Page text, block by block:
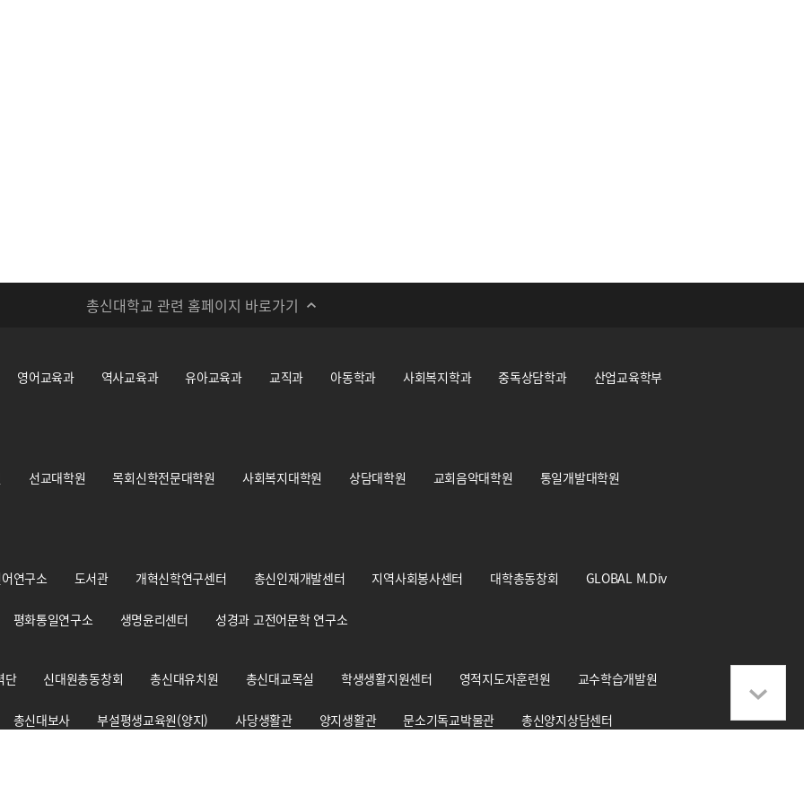
총신대학교 관련 홈페이지 바로가기
영어교육과 역사교육과 유아교육과 교직과 아동학과 사회복지학과 중독상담학과 산업교육학부
선교대학원 목회신학전문대학원 사회복지대학원 상담대학원 교회음악대학원 통일개발대학원
연구소 도서관 개혁신학연구센터 총신인재개발센터 지역사회봉사센터 대학총동창회 GLOBAL M.Div
평화통일연구소 생명윤리센터 성경과 고전어문학 연구소
단 신대원총동창회 총신대유치원 총신대교목실 학생생활지원센터 영적지도자훈련원 교수학습개발원
총신대보사 부설평생교육원(양지) 사당생활관 양지생활관 문소기독교박물관 총신양지상담센터